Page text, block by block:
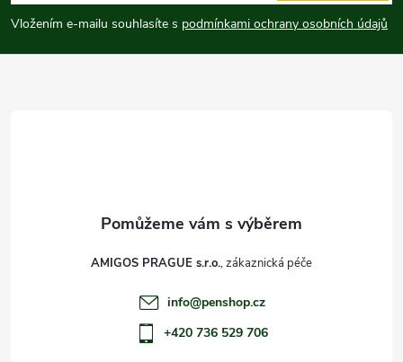
p
a
Vložením e-mailu souhlasíte s podmínkami ochrany osobních údajů
AMIGOS PRAGUE s.r.o.
info@penshop.cz
+420 736 529 706